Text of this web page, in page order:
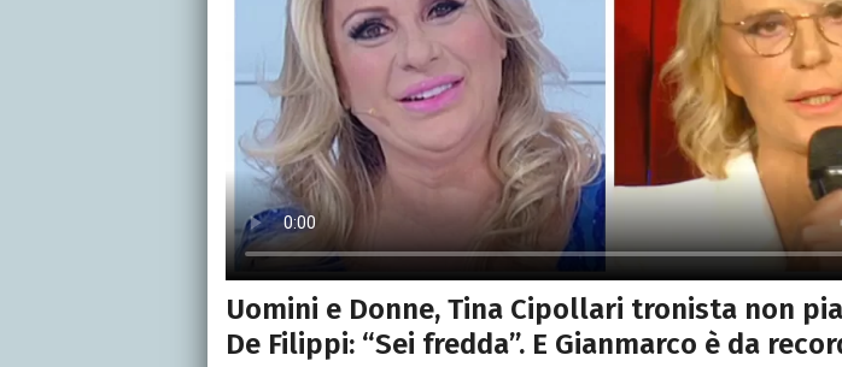
Uomini e Donne, Tina Cipollari tronista non
De Filippi: “Sei fredda”. E Gianmarco è da